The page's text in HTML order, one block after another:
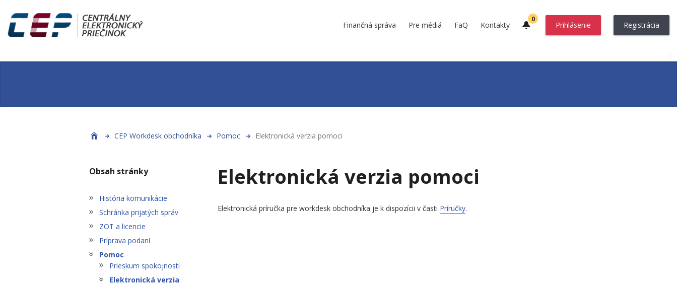
Finančná správa Pre médiá FaQ Kontakty
0
Prihlásenie Registrácia
CEP Workdesk obchodníka Pomoc Elektronická verzia pomoci
Obsah stránky
História komunikácie
Schránka prijatých správ
ZOT a licencie
Príprava podaní
Pomoc
Prieskum spokojnosti
Elektronická verzia
Elektronická verzia pomoci
Elektronická príručka pre workdesk obchodníka je k dispozícii v časti Príručky.